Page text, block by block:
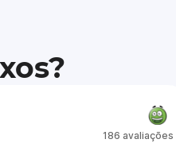
186 avaliações